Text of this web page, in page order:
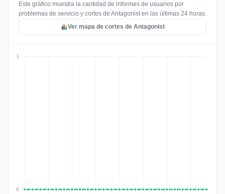
Este gráfico muestra la cantidad de informes de usuarios por
problemas de servicio y cortes de Antagonist en las últimas 24 horas.
Ver mapa de cortes de Antagonist